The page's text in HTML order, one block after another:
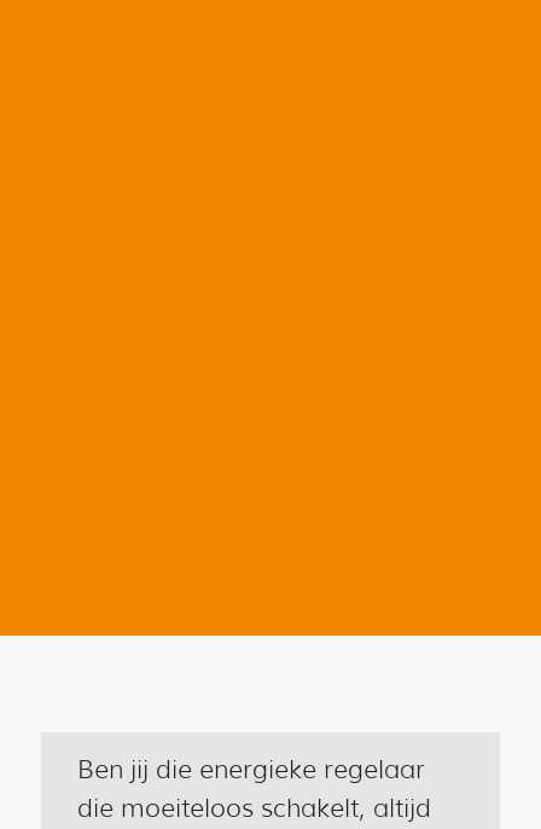
Ben jij die energieke regelaar
die moeiteloos schakelt, altijd